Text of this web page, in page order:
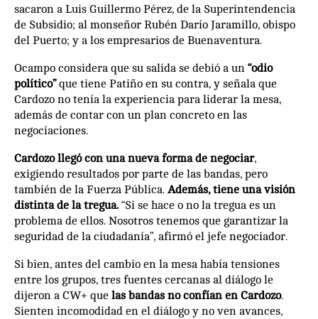
sacaron a Luis Guillermo Pérez, de la Superintendencia
de Subsidio; al monseñor Rubén Darío Jaramillo, obispo
del Puerto; y a los empresarios de Buenaventura.
Ocampo considera que su salida se debió a un “odio
político”que tiene Patiño en su contra, y señala que
Cardozo no tenía la experiencia para liderar la mesa,
además de contar con un plan concreto en las
negociaciones.
Cardozo llegó con una nueva forma de negociar,
exigiendo resultados por parte de las bandas, pero
también de la Fuerza Pública. Además, tiene una visión
distinta de la tregua. “Si se hace o no la tregua es un
problema de ellos. Nosotros tenemos que garantizar la
seguridad de la ciudadanía”, afirmó el jefe negociador.
Si bien, antes del cambio en la mesa había tensiones
entre los grupos, tres fuentes cercanas al diálogo le
dijeron a CW+ que las bandas no confían en Cardozo.
Sienten incomodidad en el diálogo y no ven avances,